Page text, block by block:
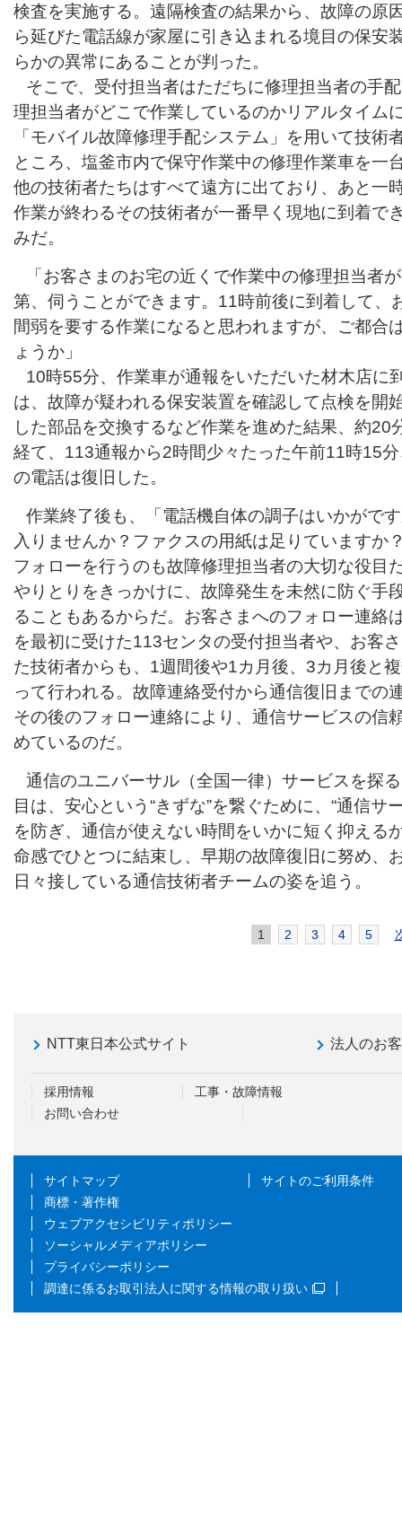
検査を実施する。遠隔検査の結果から、故障の原
ら延びた電話線が家屋に引き込まれる境目の保安
らかの異常にあることが判った。
そこで、受付担当者はただちに修理担当者の手
理担当者がどこで作業しているのかリアルタイム
「モバイル故障修理手配システム」を用いて技術
ところ、塩釜市内で保守作業中の修理作業車を一
他の技術者たちはすべて遠方に出ており、あと一
作業が終わるその技術者が一番早く現地に到着で
みだ。
「お客さまのお宅の近くで作業中の修理担当者
第、伺うことができます。11時前後に到着して、
間弱を要する作業になると思われますが、ご都合
ょうか」
10時55分、作業車が通報をいただいた材木店に
は、故障が疑われる保安装置を確認して点検を開
した部品を交換するなど作業を進めた結果、約20
経て、113通報から2時間少々たった午前11時15
の電話は復旧した。
作業終了後も、「電話機自体の調子はいかがで
入りませんか？ファクスの用紙は足りていますか
フォローを行うのも故障修理担当者の大切な役目
やりとりをきっかけに、故障発生を未然に防ぐ手
ることもあるからだ。お客さまへのフォロー連絡
を最初に受けた113センタの受付担当者や、お客
た技術者からも、1週間後や1カ月後、3カ月後と
って行われる。故障連絡受付から通信復旧までの
その後のフォロー連絡により、通信サービスの信
めているのだ。
通信のユニバーサル（全国一律）サービスを探
目は、安心という“きずな”を繋ぐために、“通信サ
を防ぎ、通信が使えない時間をいかに短く抑える
命感でひとつに結束し、早期の故障復旧に努め、
日々接している通信技術者チームの姿を追う。
1 2 3 4 5
NTT東日本公式サイト 法人のお
採用情報
工事・故障情報
お問い合わせ
サイトマップ
サイトのご利用条件
商標・著作権
ウェブアクセシビリティポリシー
ソーシャルメディアポリシー
プライバシーポリシー
調達に係るお取引法人に関する情報の取り扱い